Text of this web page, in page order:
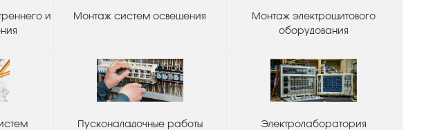
и
Монтаж систем освещения
Монтаж электрощитового
оборудования
Пусконаладочные работы Электролаборатория